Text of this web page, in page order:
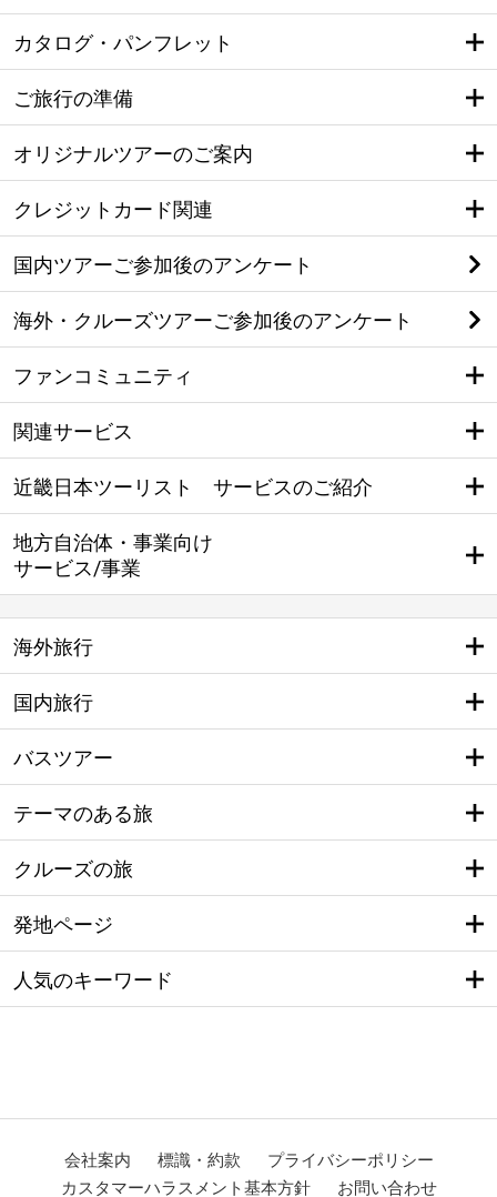
カタログ・パンフレット
ご旅行の準備
オリジナルツアーのご案内
クレジットカード関連
国内ツアーご参加後のアンケート
海外・クルーズツアーご参加後のアンケート
ファンコミュニティ
関連サービス
近畿日本ツーリスト サービスのご紹介
地方自治体・事業向け
サービス/事業
海外旅行
国内旅行
バスツアー
テーマのある旅
クルーズの旅
発地ページ
人気のキーワード
会社案内 標識・約款
プライバシーポリシー
カスタマーハラスメント基本方針
お問い合わせ